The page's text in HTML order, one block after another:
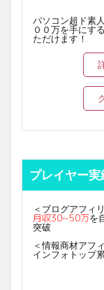
パソコン超ド素
００万を手にす
ただけます！
プレイヤー実
＜ブログアフィ
月収30~50万を
突破
＜情報商材アフ
インフォトップ